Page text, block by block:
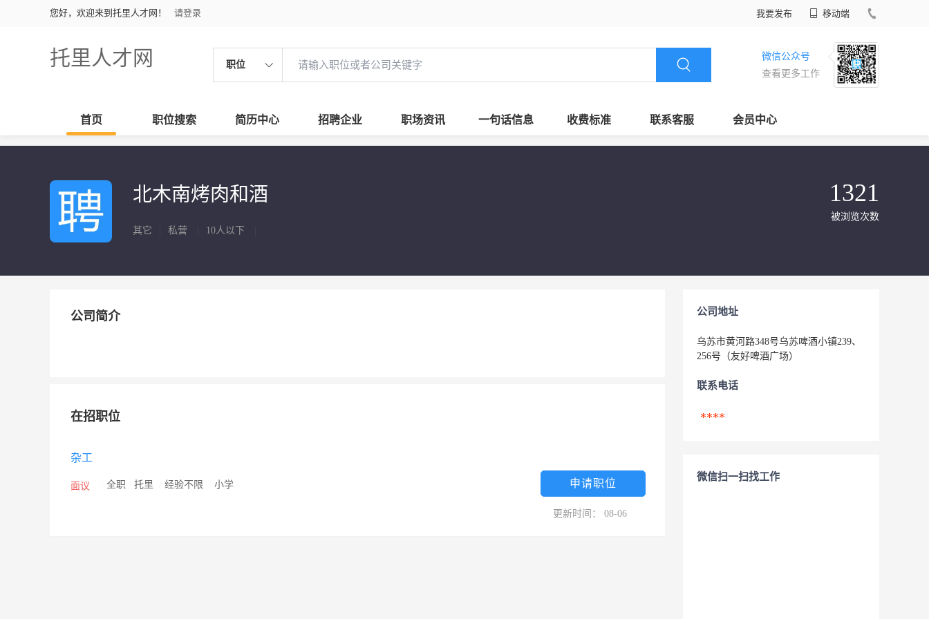
您好，欢迎来到托里人才网！ 请登录 我要发布 移动端
托里人才网 职位
微信公众号
查看更多工作
首页 职位搜索 简历中心 招聘企业 职场资讯 一句话信息 收费标准 联系客服 会员中心
北木南烤肉和酒
其它 私营 10人以下
1321
被浏览次数
公司简介
在招职位
杂工
面议 全职 托里 经验不限 小学 申请职位
更新时间： 08-06
公司地址
乌苏市黄河路348号乌苏啤酒小镇239、
256号（友好啤酒广场）
联系电话
****
微信扫一扫找工作